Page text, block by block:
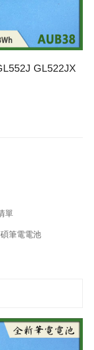
GL522JX
單
筆電電池